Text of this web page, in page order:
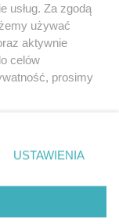
usług. Za zgodą
używać
aktywnie
celów
prosimy
rogu strony
nie wymagają
USTAWIENIA